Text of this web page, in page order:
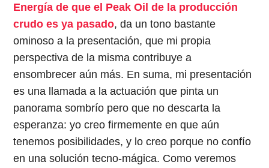
Energía de que el Peak Oil de la producción
crudo es ya pasado, da un tono bastante
ominoso a la presentación, que mi propia
perspectiva de la misma contribuye a
ensombrecer aún más. En suma, mi presentación
es una llamada a la actuación que pinta un
panorama sombrío pero que no descarta la
esperanza: yo creo firmemente en que aún
tenemos posibilidades, y lo creo porque no confío
en una solución tecno-mágica. Como veremos